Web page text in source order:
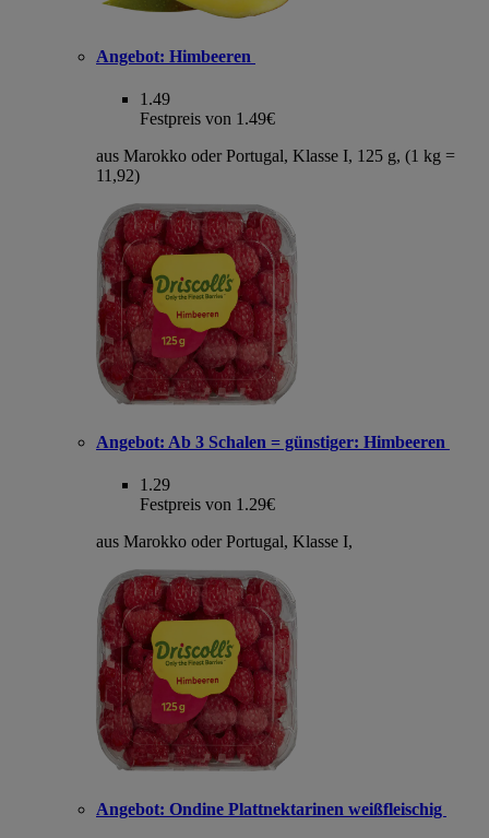
Angebot: Himbeeren
1.49
Festpreis von 1.49€
aus Marokko oder Portugal, Klasse I, 125 g, (1 kg =
11,92)
Angebot: Ab 3 Schalen = günstiger: Himbeeren
1.29
Festpreis von 1.29€
aus Marokko oder Portugal, Klasse I,
Angebot: Ondine Plattnektarinen weißfleischig